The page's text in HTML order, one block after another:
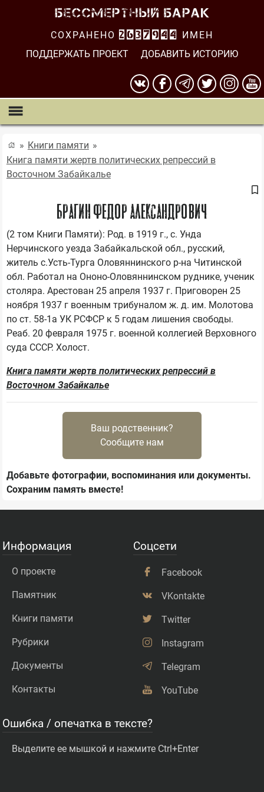
СОХРАНЕНО 2637944
ИМЕН
ПОДДЕРЖАТЬ ПРОЕКТ
ДОБАВИТЬ ИСТОРИЮ
Книги памяти
Книга памяти жертв политических репрессий в
Восточном Забайкалье
БРАГИН ФЕДОР АЛЕКСАНДРОВИЧ
(2 том Книги Памяти): Род. в 1919 г., с. Унда
Нерчинского уезда Забайкальской обл., русский,
житель с.Усть-Турга Оловяннинского р-на Читинской
обл. Работал на Ононо-Оловяннинском руднике, ученик
столяра. Арестован 25 апреля 1937 г. Приговорен 25
ноября 1937 г военным трибуналом ж. д. им. Молотова
по ст. 58-1а УК РСФСР к 5 годам лишения свободы.
Реаб. 20 февраля 1975 г. военной коллегией Верховного
Книга памяти жертв политических репрессий в
Восточном Забайкалье
Ваш родственник?
Сообщите нам
Добавьте фотографии, воспоминания или документы.
Сохраним память вместе!
Информация
О проекте
Памятник
Книги памяти
Рубрики
Документы
Контакты
Соцсети
Facebook
VKontakte
Twitter
Instagram
Telegram
YouTube
Ошибка / опечатка в тексте?
Выделите ее мышкой и нажмите Ctrl+Enter